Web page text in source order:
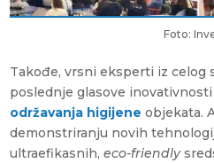
Foto:
Takođe, vrsni eksperti iz celog
poslednje glasove
održavanja higijene objekata.
demonstriranju novih
ultraefikasnih,eco-friendly